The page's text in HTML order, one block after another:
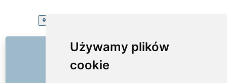
Używamy plików
cookie
LINKI
O nas